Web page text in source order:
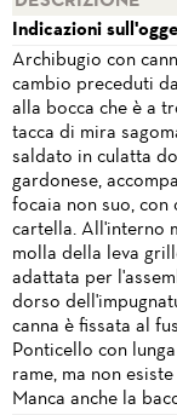
Indicazioni
Archibugio con
cambio preceduti
alla bocca che è a
tacca di mira
saldato in culatta
gardonese,
focaia non suo, con
cartella. All'interno
molla della leva
adattata per
dorso
canna è fissata al
Ponticello con
rame, ma non
Manca anche la